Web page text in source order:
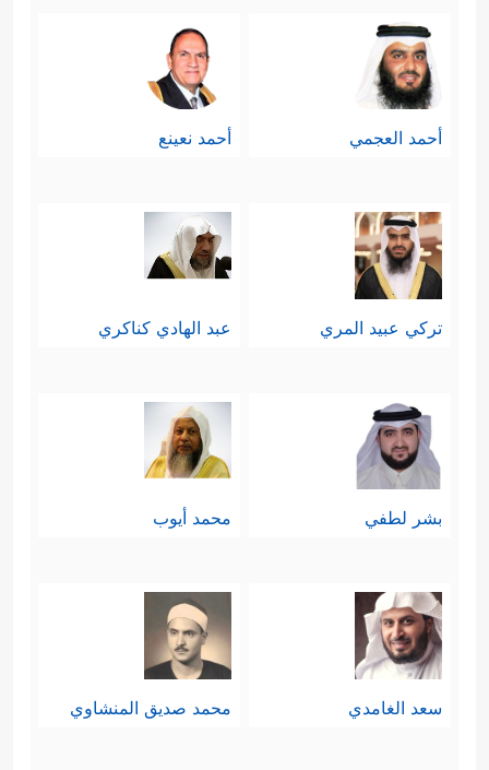
أحمد العجمي أحمد نعينع
تركي عبيد المري عبد الهادي كناكري
بشر لطفي محمد أيوب
سعد الغامدي محمد صديق المنشاوي